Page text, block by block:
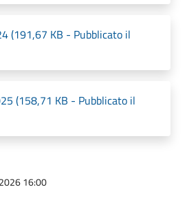
(191,67 KB - Pubblicato il
(158,71 KB - Pubblicato il
16:00